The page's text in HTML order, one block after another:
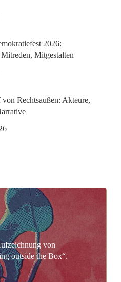
2026:
Mitgestalten
Rechtsaußen: Akteure,
von
outside the Box“.